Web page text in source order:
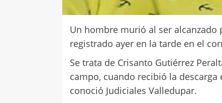
Un hombre murió al ser
registrado ayer en la tarde en el
Se trata de Crisanto Gutiérrez
campo, cuando recibió la
conoció Judiciales Valledupar.